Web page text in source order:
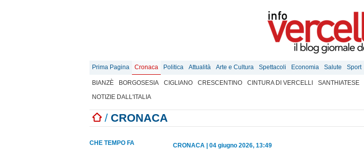
Prima Pagina Cronaca Politica Attualità Arte e Cultura Spettacoli Economia Salute Sport
BIANZÈ BORGOSESIA CIGLIANO CRESCENTINO CINTURA DI VERCELLI SANTHIATESE
NOTIZIE DALL'ITALIA
/ CRONACA
CHE TEMPO FA CRONACA 04 giugno 2026, 13:49